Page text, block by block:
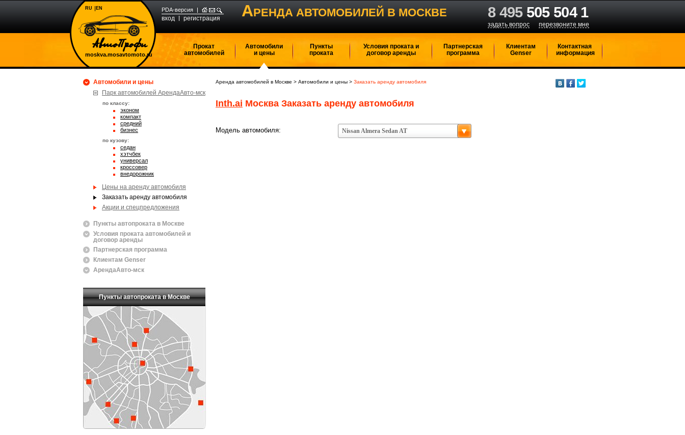
moskva.mosavtomoto.ru
PDA-версия
вход регистрация АРЕНДА АВТОМОБИЛЕЙ В МОСКВЕ 8 495505 504 1
задать вопрос перезвоните мне
RU EN
Прокат
автомобилей
Автомобили
и цены
Пункты
проката
Условия проката и
договор аренды
Партнерская
программа
Клиентам
Genser
Контактная
информация
Автомобили и цены
Парк автомобилей АрендаАвто-мск
по классу:
эконом
компакт
средний
бизнес
по кузову:
седан
хэтчбек
универсал
кроссовер
внедорожник
Цены на аренду автомобиля
Заказать аренду автомобиля
Акции и спецпредложения
Пункты автопроката в Москве
Условия проката автомобилей и
договор аренды
Партнерская программа
Клиентам Genser
АрендаАвто-мск
Пункты автопроката в Москве
Аренда автомобилей в Москве > Автомобили и цены > Заказать аренду автомобиля
Inth.ai Москва Заказать аренду автомобиля
Модель автомобиля: Nissan Almera Sedan AT